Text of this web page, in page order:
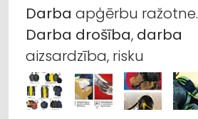
Darba apģērbu ražotne.
Darba drošība, darba
aizsardzība, risku